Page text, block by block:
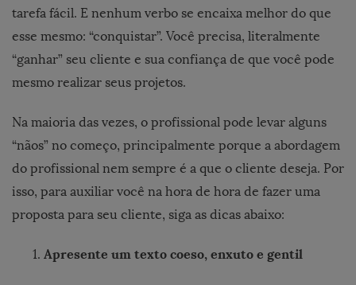
tarefa fácil. E nenhum verbo se encaixa melhor do que
esse mesmo: “conquistar”. Você precisa, literalmente
“ganhar” seu cliente e sua confiança de que você pode
mesmo realizar seus projetos.
Na maioria das vezes, o profissional pode levar alguns
“nãos” no começo, principalmente porque a abordagem
do profissional nem sempre é a que o cliente deseja. Por
isso, para auxiliar você na hora de hora de fazer uma
proposta para seu cliente, siga as dicas abaixo:
Apresente um texto coeso, enxuto e gentil